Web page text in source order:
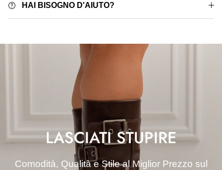
HAI BISOGNO D'AIUTO?
LASCIATI STUPIRE
Comodità, Qualità e Stile al Miglior Prezzo sul